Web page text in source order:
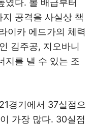
였다. 볼 배급부터
공격을 사실상 책
이카 에드가의 체력
김주공, 지오바니
지를 낼 수 있는 조
경기에서 37실점으
가장 많다. 30실점